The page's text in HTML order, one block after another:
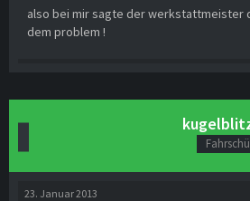
also bei mir sagte der werkstattmeister
dem problem !
23. Januar 2013